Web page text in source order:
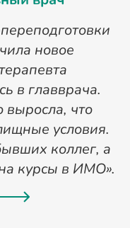
новое
в главврача.
выросла, что
условия.
коллег, а
курсы в ИМО».